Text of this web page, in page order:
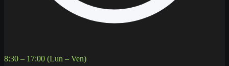
8:30 – 17:00 (Lun – Ven)